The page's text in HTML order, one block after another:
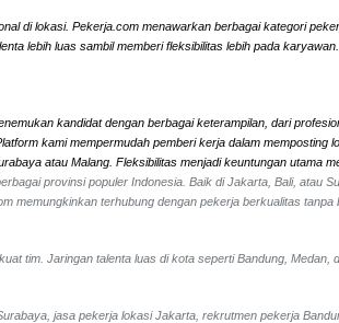
di lokasi. Pekerja.com menawarkan berbagai kategori
lebih luas sambil memberi fleksibilitas lebih pada
kandidat dengan berbagai keterampilan, dari
kami mempermudah pemberi kerja dalam memposting
atau Malang. Fleksibilitas menjadi keuntungan utama
provinsi populer Indonesia. Baik di Jakarta, Bali, atau
memungkinkan terhubung dengan pekerja berkualitas tanpa
tim. Jaringan talenta luas di kota seperti Bandung, Medan,
jasa pekerja lokasi Jakarta, rekrutmen pekerja